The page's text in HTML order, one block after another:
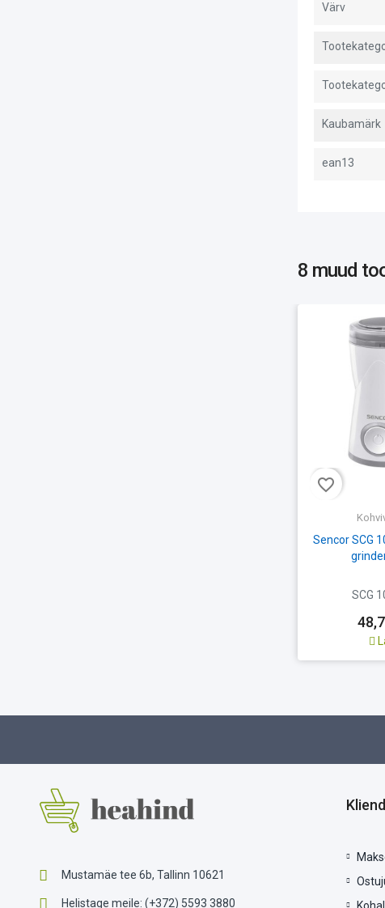
Värv
Kaubamärk
ean13
8 muud
favorite_border
Sencor SCG
SCG
Mustamäe tee 6b, Tallinn 10621
Helistage meile: (+372) 5593 3880